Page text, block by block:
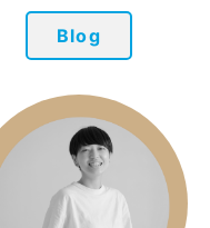
Blog